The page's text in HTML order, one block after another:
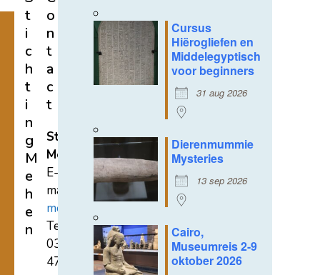
Cursus
Hiërogliefen en
Middelegyptisch
voor beginners
31 aug 2026
Dierenmummie
Mysteries
13 sep 2026
Cairo,
Museumreis 2-9
oktober 2026
t
i
c
h
t
i
n
g
M
e
h
e
n
o
n
t
a
c
t
Stichting
Mehen
E-
mail:
mehen@hetnet.nl
Tel.:
0318-
471689